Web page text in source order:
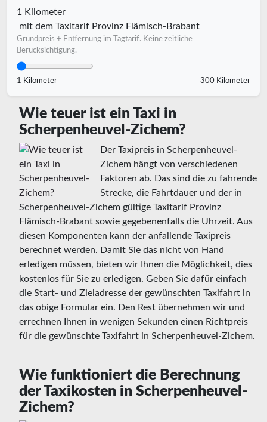
1 Kilometer
mit dem Taxitarif Provinz Flämisch-Brabant
Grundpreis + Entfernung im Tagtarif. Keine zeitliche
Berücksichtigung.
1 Kilometer 300 Kilometer
Wie teuer ist ein Taxi in
Scherpenheuvel-Zichem?
Der Taxipreis in Scherpenheuvel-
Zichem hängt von verschiedenen
Faktoren ab. Das sind die zu fahrende
Strecke, die Fahrtdauer und der in
Scherpenheuvel-Zichem gültige Taxitarif Provinz
Flämisch-Brabant sowie gegebenenfalls die Uhrzeit. Aus
diesen Komponenten kann der anfallende Taxipreis
berechnet werden. Damit Sie das nicht von Hand
erledigen müssen, bieten wir Ihnen die Möglichkeit, dies
kostenlos für Sie zu erledigen. Geben Sie dafür einfach
die Start- und Zieladresse der gewünschten Taxifahrt in
das obige Formular ein. Den Rest übernehmen wir und
errechnen Ihnen in wenigen Sekunden einen Richtpreis
für die gewünschte Taxifahrt in Scherpenheuvel-Zichem.
Wie funktioniert die Berechnung
der Taxikosten in Scherpenheuvel-
Zichem?